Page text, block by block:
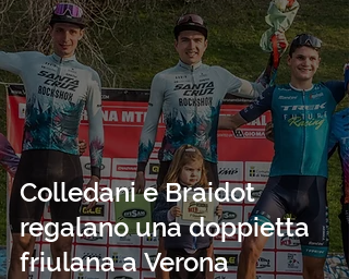
Colledani e Braidot
regalano una doppietta
friulana a Verona